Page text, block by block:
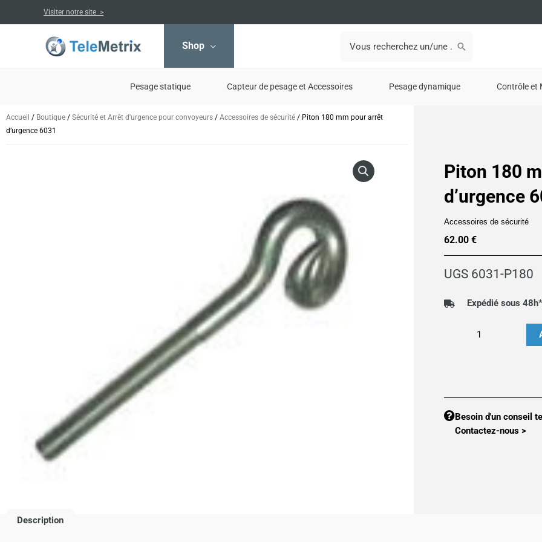
au
Visiter notre site >
Shop
for:
Pesage statique Capteur de pesage et Accessoires Pesage dynamique Contrôle et
Accueil / Boutique / Sécurité et Arrêt d'urgence pour convoyeurs / Accessoires de sécurité / Piton 180 mm pour arrêt
d’urgence 6031
Piton 180
d’urgence
Accessoires de sécurité
62.00 €
UGS 6031-P180
Expédié sous 48h*
mm
pour
arrêt
Besoin d'un conseil
Contactez-nous >
Description